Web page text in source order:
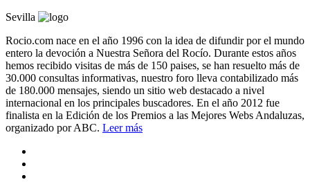
Sevilla
Rocio.com nace en el año 1996 con la idea de difundir por el mundo
entero la devoción a Nuestra Señora del Rocío. Durante estos años
hemos recibido visitas de más de 150 paises, se han resuelto más de
30.000 consultas informativas, nuestro foro lleva contabilizado más
de 180.000 mensajes, siendo un sitio web destacado a nivel
internacional en los principales buscadores. En el año 2012 fue
finalista en la Edición de los Premios a las Mejores Webs Andaluzas,
organizado por ABC. Leer más